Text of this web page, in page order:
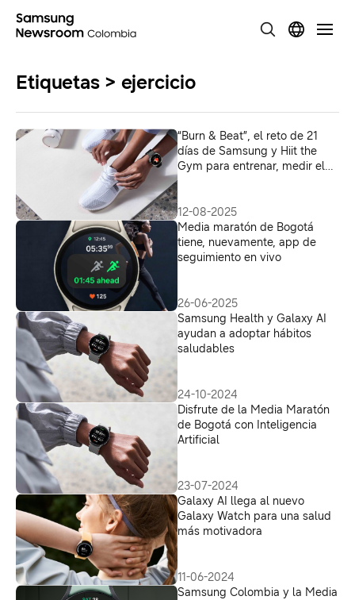
Etiquetas > ejercicio
“Burn & Beat”, el reto de 21
días de Samsung y Hiit the
Gym para entrenar, medir el
12-08-2025
Media maratón de Bogotá
tiene, nuevamente, app de
seguimiento en vivo
26-06-2025
Samsung Health y Galaxy AI
ayudan a adoptar hábitos
saludables
24-10-2024
Disfrute de la Media Maratón
de Bogotá con Inteligencia
Artificial
23-07-2024
Galaxy AI llega al nuevo
Galaxy Watch para una salud
más motivadora
11-06-2024
Samsung Colombia y la Media